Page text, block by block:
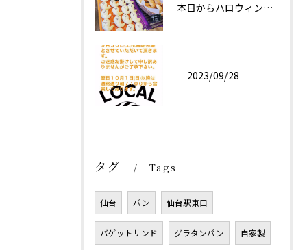
本日からハロウィン限定商品としておばけパン(チョコレートクリ...
2023/09/28
タグ Tags
仙台 パン 仙台駅東口
バゲットサンド グラタンパン 自家製